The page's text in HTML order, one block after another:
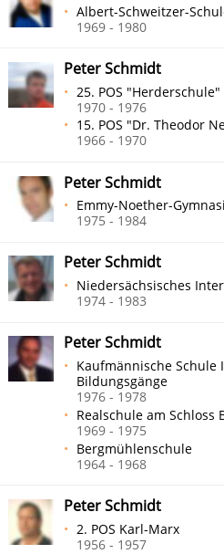
Albert-Schweitzer-
1969 - 1980
Peter Schmidt
25. POS
1970 - 1976
15. POS "Dr. Theodor
1966 - 1970
Peter Schmidt
Emmy-Noether-
1975 - 1984
Peter Schmidt
Niedersächsisches
1974 - 1983
Peter Schmidt
Kaufmännische Schule
Bildungsgänge
1976 - 1978
Realschule am Schloss
1969 - 1975
Bergmühlenschule
1964 - 1968
Peter Schmidt
2. POS Karl-Marx
1956 - 1957